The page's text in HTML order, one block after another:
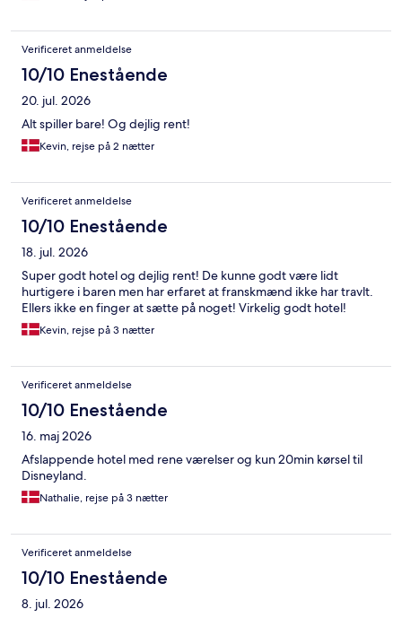
Verificeret anmeldelse
10/10 Enestående
20. jul. 2026
Alt spiller bare! Og dejlig rent!
Kevin, rejse på 2 nætter
Verificeret anmeldelse
10/10 Enestående
18. jul. 2026
Super godt hotel og dejlig rent! De kunne godt være lidt
hurtigere i baren men har erfaret at franskmænd ikke har travlt.
Ellers ikke en finger at sætte på noget! Virkelig godt hotel!
Kevin, rejse på 3 nætter
Verificeret anmeldelse
10/10 Enestående
16. maj 2026
Afslappende hotel med rene værelser og kun 20min kørsel til
Disneyland.
Nathalie, rejse på 3 nætter
Verificeret anmeldelse
10/10 Enestående
8. jul. 2026